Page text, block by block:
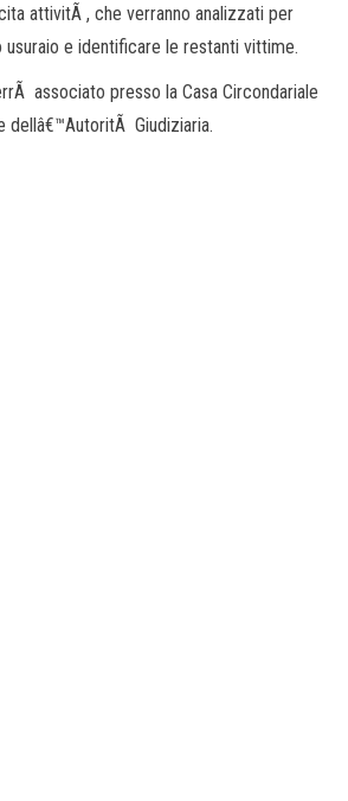
attivitÃ , che verranno analizzati per
usuraio e identificare le restanti vittime.
associato presso la Casa Circondariale
dellâ€™AutoritÃ Giudiziaria.